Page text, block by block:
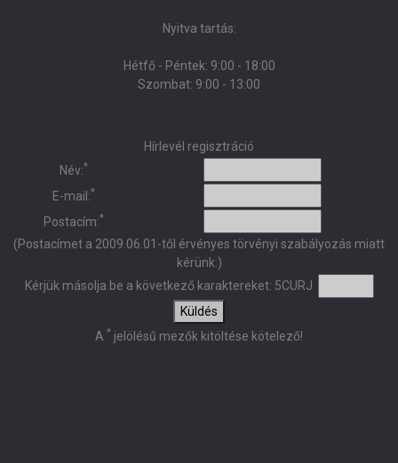
Nyitva tartás:
Hétfő - Péntek: 9:00 - 18:00
Szombat: 9:00 - 13:00
Hírlevél regisztráció
Név:*
E-mail:*
Postacím:*
(Postacímet a 2009.06.01-től érvényes törvényi szabályozás miatt
kérünk.)
Kérjük másolja be a következő karaktereket: 5CURJ
Küldés
A * jelölésű mezők kitöltése kötelező!